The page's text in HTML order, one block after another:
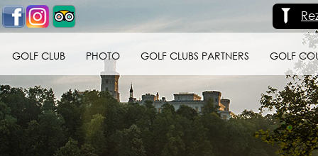
GOLF CLUB PHOTO GOLF CLUBS PARTNERS GOLF